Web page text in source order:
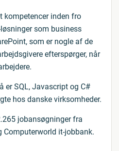
kompetencer inden fro
som business
som er nogle af de
efterspørger, når
er SQL, Javascript og C#
hos danske virksomheder.
jobansøgninger fra
Computerworld it-jobbank.